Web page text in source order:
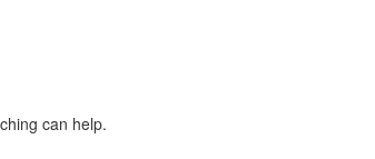
can help.